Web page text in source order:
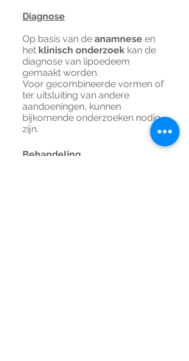
Diagnose
Op basis van de anamnese en
het klinisch onderzoek kan de
diagnose van lipoedeem
gemaakt worden.
Voor gecombineerde vormen of
ter uitsluiting van andere
aandoeningen, kunnen
bijkomende onderzoeken nodig
zijn.
Behandeling